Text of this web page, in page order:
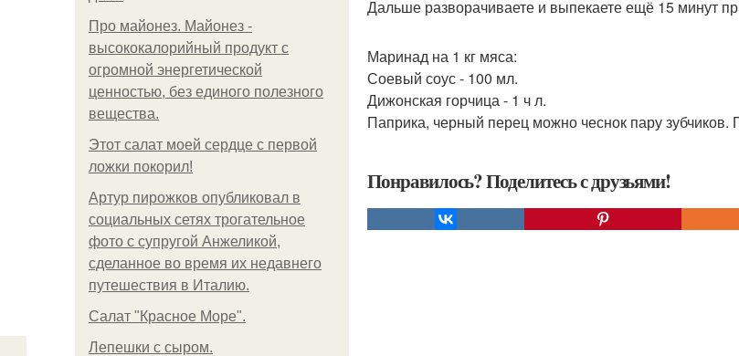
Про майонез. Майонез -
высококалорийный продукт с
огромной энергетической
ценностью, без единого полезного
вещества.
Этот салат моей сердце с первой
ложки покорил!
Артур пирожков опубликовал в
социальных сетях трогательное
фото с супругой Анжеликой,
сделанное во время их недавнего
путешествия в Италию.
Салат "Красное Море".
Лепешки с сыром.
Дальше разворачиваете и выпекаете ещё 15 минут
Маринад на 1 кг мяса:
Соевый соус - 100 мл.
Дижонская горчица - 1 ч л.
Паприка, черный перец можно чеснок пару зубчиков.
Понравилось? Поделитесь с друзьями!